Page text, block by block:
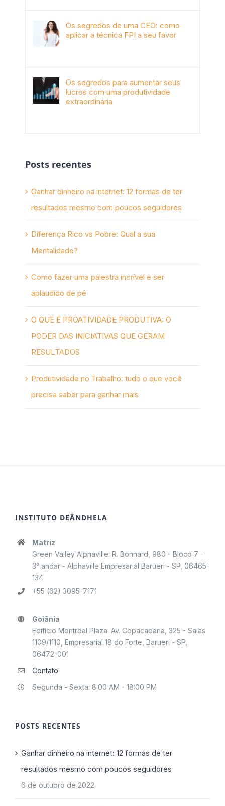
Os segredos de uma CEO: como
aplicar a técnica FPI a seu favor
Os segredos para aumentar seus
lucros com uma produtividade
extraordinária
Posts recentes
Ganhar dinheiro na internet: 12 formas de ter
resultados mesmo com poucos seguidores
Diferença Rico vs Pobre: Qual a sua
Mentalidade?
Como fazer uma palestra incrível e ser
aplaudido de pé
O QUE É PROATIVIDADE PRODUTIVA: O
PODER DAS INICIATIVAS QUE GERAM
RESULTADOS
Produtividade no Trabalho: tudo o que você
precisa saber para ganhar mais
INSTITUTO DEÂNDHELA
Matriz
Green Valley Alphaville: R. Bonnard, 980 - Bloco 7 -
3° andar - Alphaville Empresarial Barueri - SP, 06465-
134
+55 (62) 3095-7171
Goiânia
Edifício Montreal Plaza: Av. Copacabana, 325 - Salas
1109/1110, Empresarial 18 do Forte, Barueri - SP,
06472-001
Contato
Segunda - Sexta: 8:00 AM - 18:00 PM
POSTS RECENTES
Ganhar dinheiro na internet: 12 formas de ter
resultados mesmo com poucos seguidores
6 de outubro de 2022